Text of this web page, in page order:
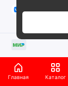
Главная Каталог